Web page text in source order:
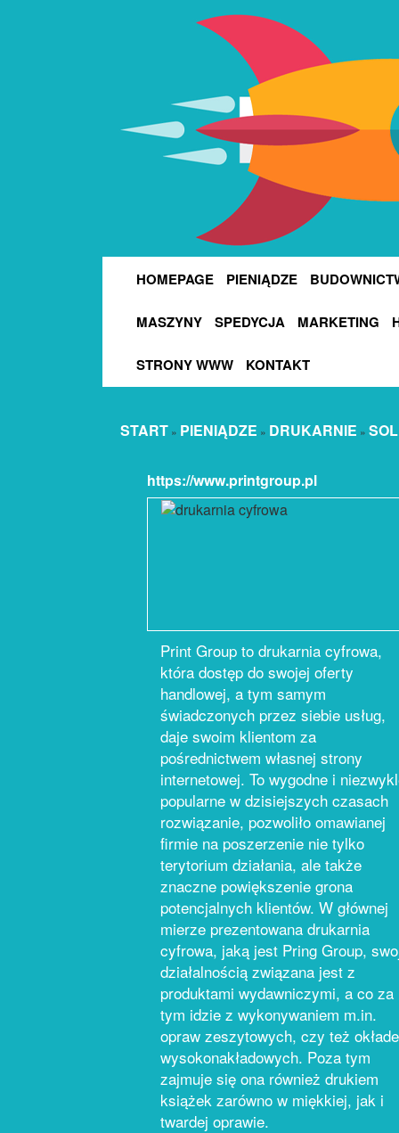
HOMEPAGE PIENIĄDZE
MASZYNY SPEDYCJA MARKETING
STRONY WWW KONTAKT
START » PIENIĄDZE » DRUKARNIE »
https://www.printgroup.pl
Print Group to drukarnia cyfrowa,
która dostęp do swojej oferty
handlowej, a tym samym
świadczonych przez siebie usług,
daje swoim klientom za
pośrednictwem własnej strony
internetowej. To wygodne i
popularne w dzisiejszych czasach
rozwiązanie, pozwoliło omawianej
firmie na poszerzenie nie tylko
terytorium działania, ale także
znaczne powiększenie grona
potencjalnych klientów. W głównej
mierze prezentowana drukarnia
cyfrowa, jaką jest Pring Group,
działalnością związana jest z
produktami wydawniczymi, a co za
tym idzie z wykonywaniem m.in.
opraw zeszytowych, czy też
wysokonakładowych. Poza tym
zajmuje się ona również drukiem
książek zarówno w miękkiej, jak i
twardej oprawie.